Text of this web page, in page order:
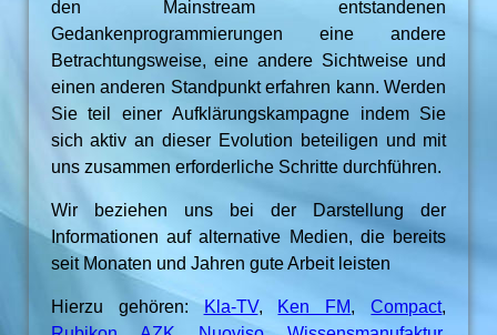
den Mainstream entstandenen
Gedankenprogrammierungen eine andere
Betrachtungsweise, eine andere Sichtweise und
einen anderen Standpunkt erfahren kann. Werden
Sie teil einer Aufklärungskampagne indem Sie
sich aktiv an dieser Evolution beteiligen und mit
uns zusammen erforderliche Schritte durchführen.
Wir beziehen uns bei der Darstellung der
Informationen auf alternative Medien, die bereits
seit Monaten und Jahren gute Arbeit leisten
Hierzu gehören:Kla-TV, Ken FM,Compact,